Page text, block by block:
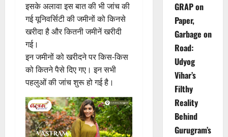
इसके अलावा इस बात की भी जांच की
गई यूनिवर्सिटी की जमीनों को किनसे
खरीदा है और कितनी जमीनें खरीदी
गई।
इन जमीनों को खरीदने पर किस-किस
को कितने पैसे दिए गए। इन सभी
पहलुओं की जांच शुरू हो गई है।
GRAP on
Paper,
Garbage on
Road:
Udyog
Vihar’s
Filthy
Reality
Behind
Gurugram’s